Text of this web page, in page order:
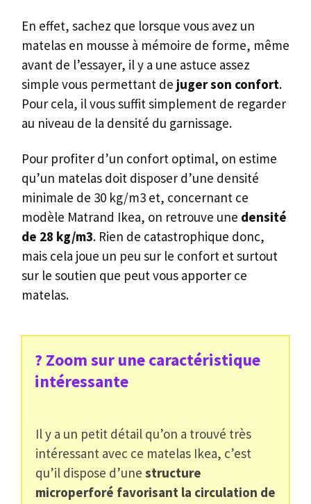
En effet, sachez que lorsque vous avez un
matelas en mousse à mémoire de forme, même
avant de l’essayer, il y a une astuce assez
simple vous permettant de juger son confort.
Pour cela, il vous suffit simplement de regarder
au niveau de la densité du garnissage.
Pour profiter d’un confort optimal, on estime
qu’un matelas doit disposer d’une densité
minimale de 30 kg/m3 et, concernant ce
modèle Matrand Ikea, on retrouve une densité
de 28 kg/m3. Rien de catastrophique donc,
mais cela joue un peu sur le confort et surtout
sur le soutien que peut vous apporter ce
matelas.
? Zoom sur une caractéristique
intéressante
Il y a un petit détail qu’on a trouvé très
intéressant avec ce matelas Ikea, c’est
qu’il dispose d’une structure
microperforé favorisant la circulation de